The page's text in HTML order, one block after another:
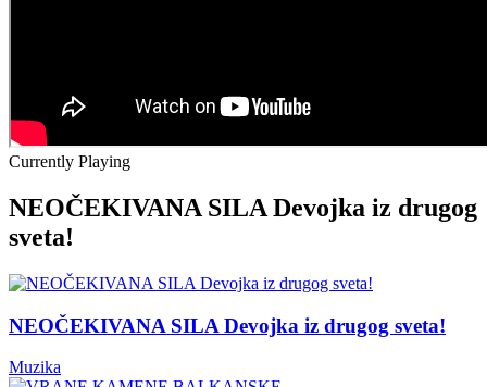
Currently Playing
NEOČEKIVANA SILA Devojka iz drugog
sveta!
NEOČEKIVANA SILA Devojka iz drugog sveta!
Muzika